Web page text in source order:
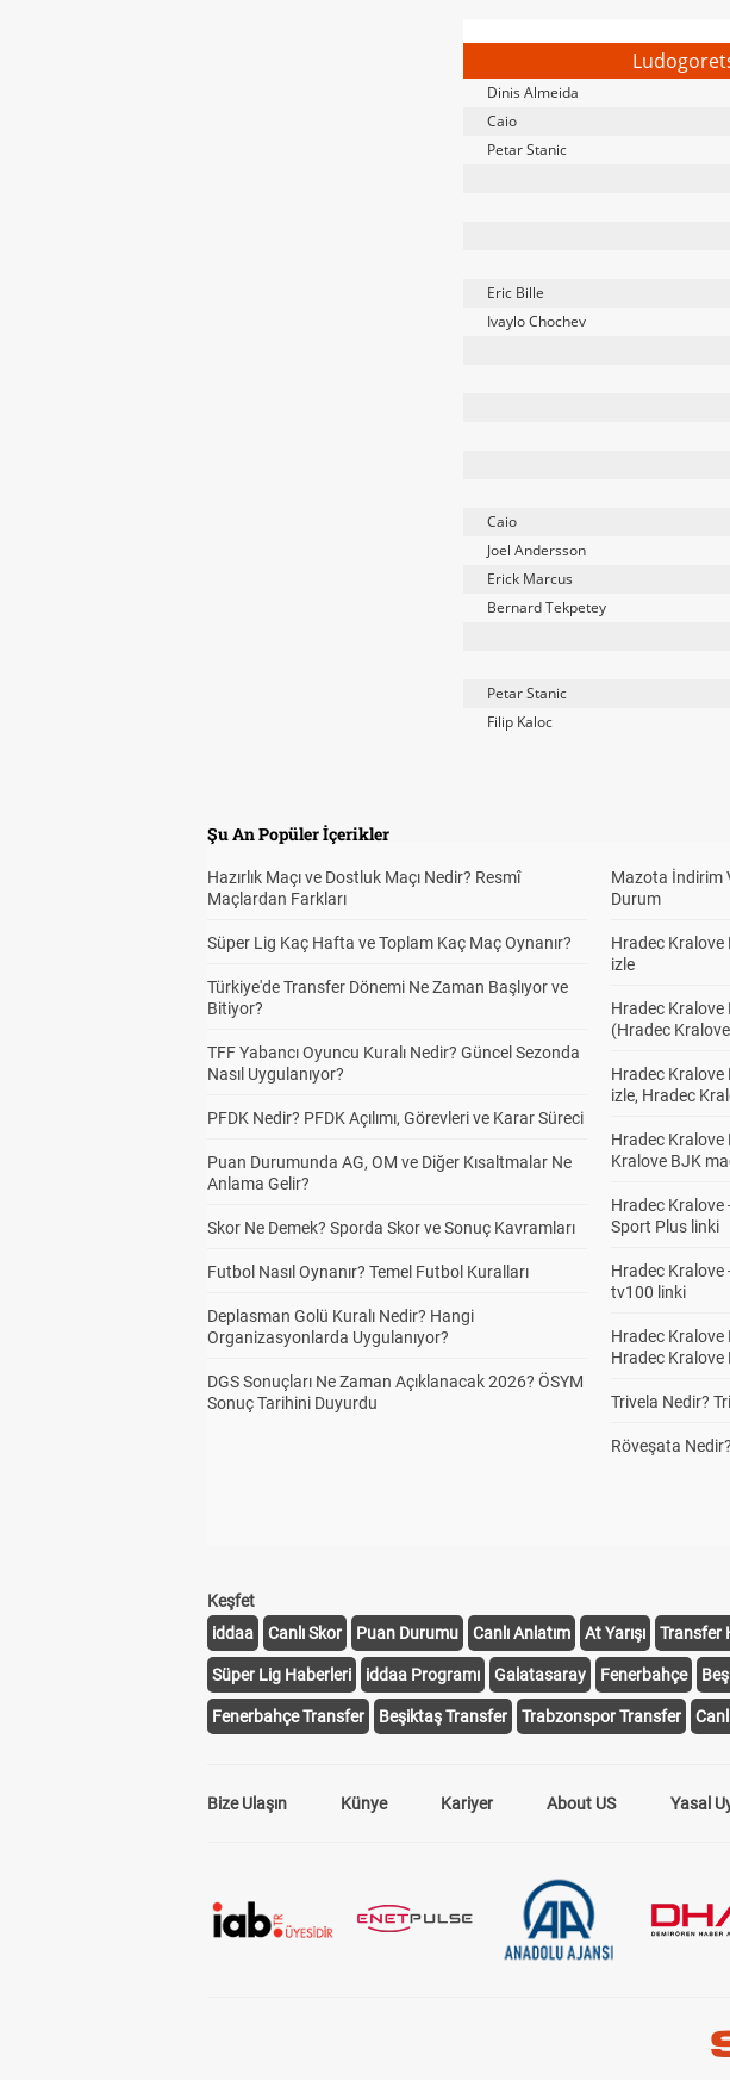
Dinis Almeida
Caio
Petar Stanic
Eric Bille
Ivaylo Chochev
Caio
Joel Andersson
Erick Marcus
Bernard Tekpetey
Petar Stanic
Filip Kaloc
Şu An Popüler İçerikler
Hazırlık Maçı ve Dostluk Maçı Nedir? Resmî
Maçlardan Farkları
Süper Lig Kaç Hafta ve Toplam Kaç Maç Oynanır?
Türkiye'de Transfer Dönemi Ne Zaman Başlıyor ve
Bitiyor?
TFF Yabancı Oyuncu Kuralı Nedir? Güncel Sezonda
Nasıl Uygulanıyor?
PFDK Nedir? PFDK Açılımı, Görevleri ve Karar Süreci
Puan Durumunda AG, OM ve Diğer Kısaltmalar Ne
Anlama Gelir?
Skor Ne Demek? Sporda Skor ve Sonuç Kavramları
Futbol Nasıl Oynanır? Temel Futbol Kuralları
Deplasman Golü Kuralı Nedir? Hangi
Organizasyonlarda Uygulanıyor?
DGS Sonuçları Ne Zaman Açıklanacak 2026? ÖSYM
Sonuç Tarihini Duyurdu
Mazota İndirim
Durum
Hradec Kralove
izle
Hradec Kralove
(Hradec
Hradec Kralove
izle, Hradec
Hradec Kralove
Kralove BJK
Hradec Kralove
Sport Plus linki
Hradec Kralove
tv100 linki
Hradec Kralove
Hradec Kralove
Trivela Nedir?
Röveşata
Keşfet
iddaa
Canlı Skor Puan Durumu Canlı Anlatım At Yarışı Transfer
Süper Lig Haberleri iddaa Programı Galatasaray Fenerbahçe
Fenerbahçe Transfer Beşiktaş Transfer Trabzonspor Transfer
Bize Ulaşın Künye Kariyer About US Yasal